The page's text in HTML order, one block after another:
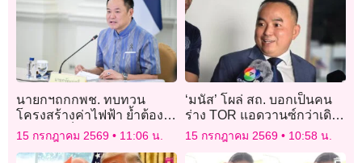
นายกฯถกกพช. ทบทวน
โครงสร้างค่าไฟฟ้า ย้ำต้อง
โปร่งใส-เป็นธรรมไม่กระทบ
ประชาชน
15 กรกฎาคม 2569 11:06 น.
‘มนัส’ โผล่ สถ. บอกเป็นคน
ร่าง TOR แอดวานซ์กว่าเดิม-
อยากได้ข้อมูลให้ไปขอจาก
‘สส.โรม’
15 กรกฎาคม 2569 10:58 น.